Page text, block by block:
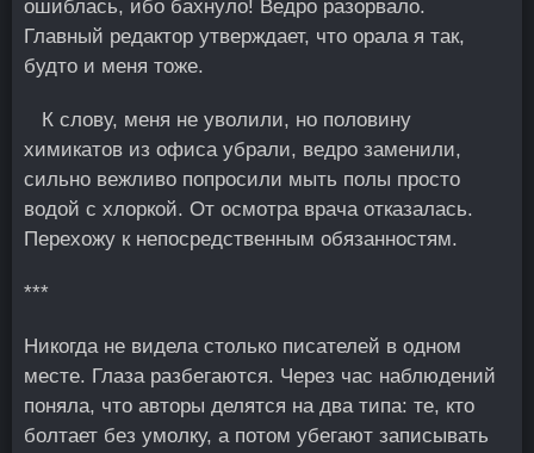
ошиблась, ибо бахнуло! Ведро разорвало.
Главный редактор утверждает, что орала я так,
будто и меня тоже.
К слову, меня не уволили, но половину
химикатов из офиса убрали, ведро заменили,
сильно вежливо попросили мыть полы просто
водой с хлоркой. Οт осмотра врача отказалась.
Перехожу к непосредственным обязаннoстям.
***
Никогда не видела столько писателей в одном
месте. Глаза разбегаются. Через час наблюдений
поняла, что авторы делятся на два типа: те, кто
болтает без умолку, а потом убегают записывaть